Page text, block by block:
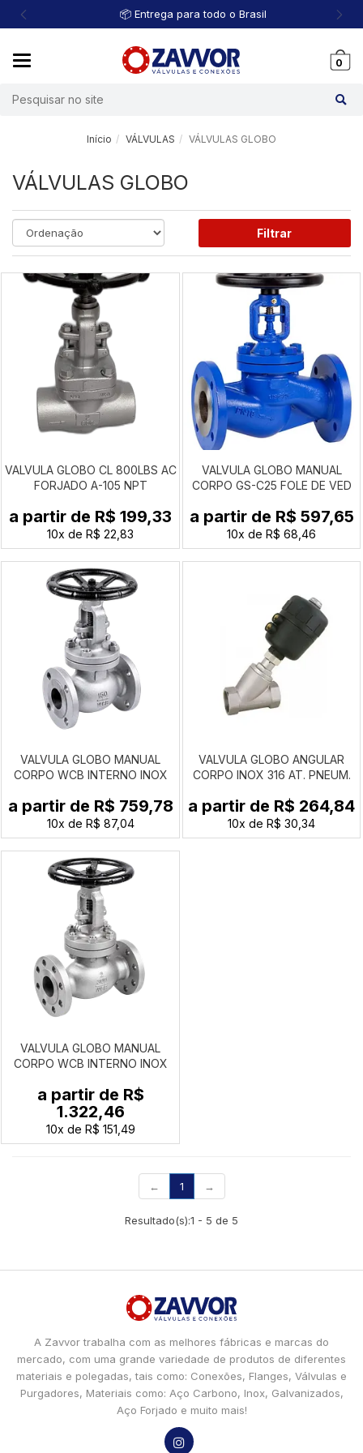
📦 Entrega para todo o Brasil
0
Início VÁLVULAS VÁLVULAS GLOBO
VÁLVULAS GLOBO
Filtrar
VALVULA GLOBO CL 800LBS AC
FORJADO A-105 NPT
a partir de R$ 199,33
10x deR$ 22,83
VALVULA GLOBO MANUAL
CORPO GS-C25 FOLE DE VED
a partir de R$ 597,65
10x deR$ 68,46
VALVULA GLOBO MANUAL
CORPO WCB INTERNO INOX
a partir de R$ 759,78
10x de R$ 87,04
VALVULA GLOBO ANGULAR
CORPO INOX 316 AT. PNEUM.
a partir de R$ 264,84
10x deR$ 30,34
VALVULA GLOBO MANUAL
CORPO WCB INTERNO INOX
a partir de R$
1.322,46
10x de R$ 151,49
← 1(current)
→
Resultado(s):1 - 5 de 5
A Zavvor trabalha com as melhores fábricas e marcas do
mercado, com uma grande variedade de produtos de diferentes
materiais e polegadas, tais como: Conexões, Flanges, Válvulas e
Purgadores, Materiais como: Aço Carbono, Inox, Galvanizados,
Aço Forjado e muito mais!